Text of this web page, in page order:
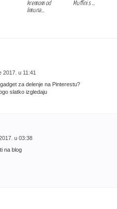
kremom od
limuna...
Muffini s ...
2017. u 11:41
za delenje na Pinterestu?
slatko izgledaju
u 03:38
na blog